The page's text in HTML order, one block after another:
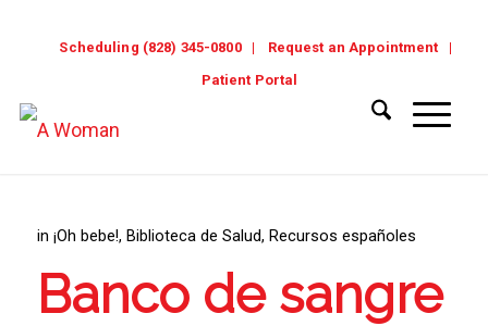
Scheduling (828) 345-0800
Request an Appointment
Patient Portal
in ¡Oh bebe!, Biblioteca de Salud, Recursos españoles
Banco de sangre